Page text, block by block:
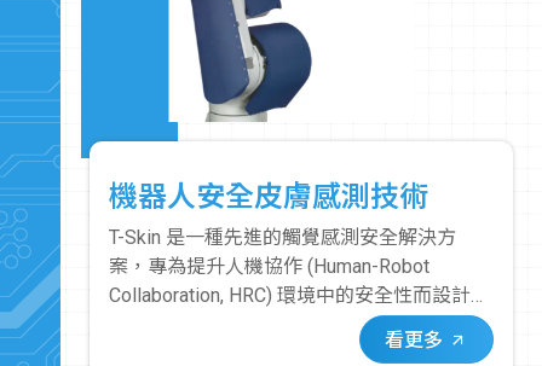
機器人安全皮膚感測技術
T-Skin 是一種先進的觸覺感測安全解決方
案，專為提升人機協作 (Human-Robot
Collaboration, HRC) 環境中的安全性而設計。
它像一層「皮膚」一樣覆蓋在機器手臂或機
器人的關鍵部位，使其具備即時、精確的接
看更多